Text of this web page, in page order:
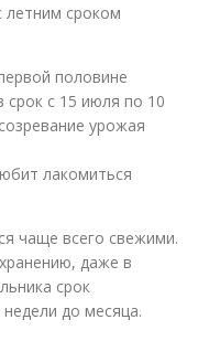
летним сроком
половине
срок с 15 июля по 10
урожая
лакомиться
чаще всего свежими.
даже в
срок
до месяца.